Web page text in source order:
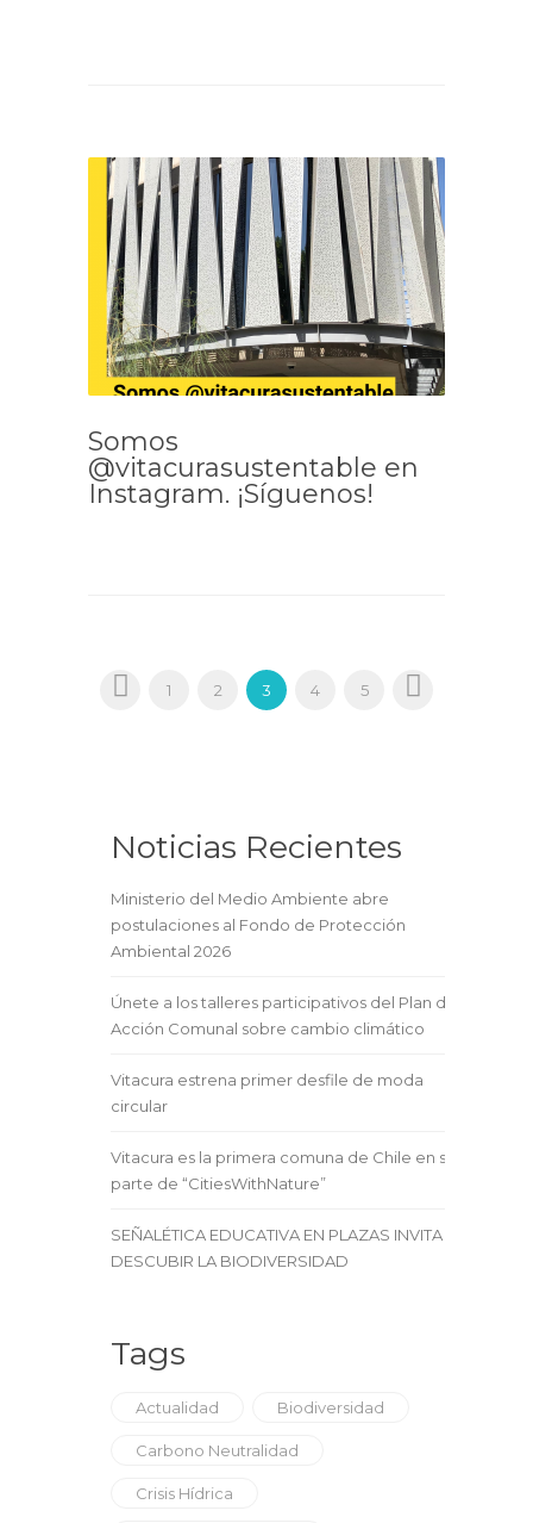
Somos
@vitacurasustentable en
Instagram. ¡Síguenos!
1 2 3 4 5
Noticias Recientes
Ministerio del Medio Ambiente abre
postulaciones al Fondo de Protección
Ambiental 2026
Únete a los talleres participativos del Plan de
Acción Comunal sobre cambio climático
Vitacura estrena primer desfile de moda
circular
Vitacura es la primera comuna de Chile en ser
parte de “CitiesWithNature”
SEÑALÉTICA EDUCATIVA EN PLAZAS INVITA A
DESCUBIR LA BIODIVERSIDAD
Tags
Actualidad Biodiversidad
Carbono Neutralidad
Crisis Hídrica